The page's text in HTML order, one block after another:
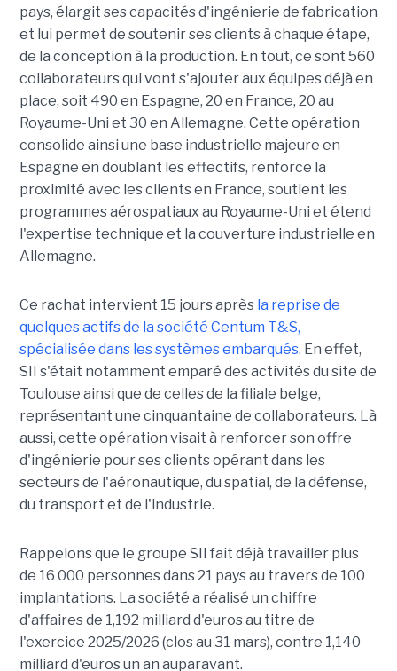
pays, élargit ses capacités d'ingénierie de fabrication
et lui permet de soutenir ses clients à chaque étape,
de la conception à la production. En tout, ce sont 560
collaborateurs qui vont s'ajouter aux équipes déjà en
place, soit 490 en Espagne, 20 en France, 20 au
Royaume-Uni et 30 en Allemagne. Cette opération
consolide ainsi une base industrielle majeure en
Espagne en doublant les effectifs, renforce la
proximité avec les clients en France, soutient les
programmes aérospatiaux au Royaume-Uni et étend
l'expertise technique et la couverture industrielle en
Allemagne.
Ce rachat intervient 15 jours après la reprise de
quelques actifs de la société Centum T&S,
spécialisée dans les systèmes embarqués. En effet,
SII s'était notamment emparé des activités du site de
Toulouse ainsi que de celles de la filiale belge,
représentant une cinquantaine de collaborateurs. Là
aussi, cette opération visait à renforcer son offre
d'ingénierie pour ses clients opérant dans les
secteurs de l'aéronautique, du spatial, de la défense,
du transport et de l'industrie.
Rappelons que le groupe SII fait déjà travailler plus
de 16 000 personnes dans 21 pays au travers de 100
implantations. La société a réalisé un chiffre
d'affaires de 1,192 milliard d'euros au titre de
l'exercice 2025/2026 (clos au 31 mars), contre 1,140
milliard d'euros un an auparavant.